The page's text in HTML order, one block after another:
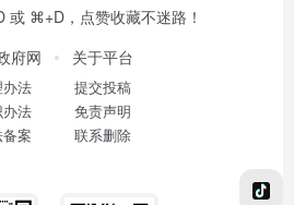
或 ⌘+D，点赞收藏不迷路！
府网
法
法
案
关于平台
提交投稿
免责声明
联系删除